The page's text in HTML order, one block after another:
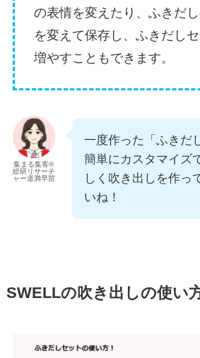
の表情を変えたり、ふきだ
を変えて保存し、ふきだし
増やすこともできます。
集まる集客®
総研リサーチ
ャー道満早苗
一度作った「ふきだ
簡単にカスタマイズ
しく吹き出しを作っ
いね！
SWELLの吹き出しの使い